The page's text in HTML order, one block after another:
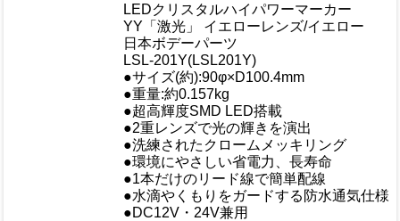
LEDクリスタルハイパワーマーカー
YY「激光」 イエローレンズ/イエロー
日本ボデーパーツ
LSL-201Y(LSL201Y)
●サイズ(約):90φ×D100.4mm
●重量:約0.157kg
●超高輝度SMD LED搭載
●2重レンズで光の輝きを演出
●洗練されたクロームメッキリング
●環境にやさしい省電力、長寿命
●1本だけのリード線で簡単配線
●水滴やくもりをガードする防水通気仕様
●DC12V・24V兼用